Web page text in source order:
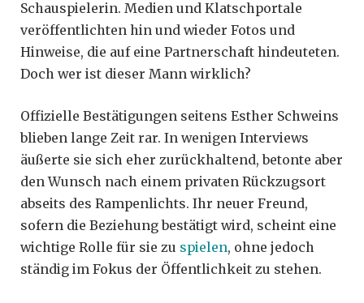
Schauspielerin. Medien und Klatschportale
veröffentlichten hin und wieder Fotos und
Hinweise, die auf eine Partnerschaft hindeuteten.
Doch wer ist dieser Mann wirklich?
Offizielle Bestätigungen seitens Esther Schweins
blieben lange Zeit rar. In wenigen Interviews
äußerte sie sich eher zurückhaltend, betonte aber
den Wunsch nach einem privaten Rückzugsort
abseits des Rampenlichts. Ihr neuer Freund,
sofern die Beziehung bestätigt wird, scheint eine
wichtige Rolle für sie zu spielen, ohne jedoch
ständig im Fokus der Öffentlichkeit zu stehen.